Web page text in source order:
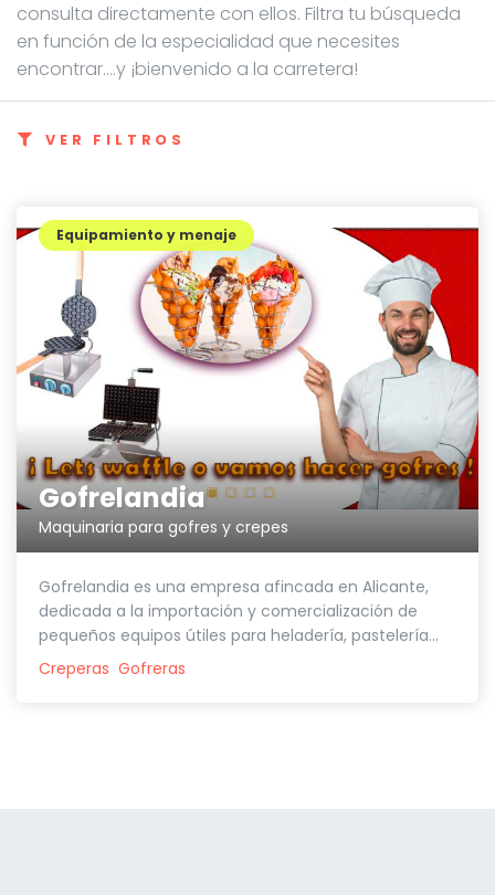
consulta directamente con ellos. Filtra tu búsqueda
en función de la especialidad que necesites
encontrar....y ¡bienvenido a la carretera!
VER FILTROS
Gofrelandia
Maquinaria para gofres y crepes
Equipamiento y menaje
Gofrelandia es una empresa afincada en Alicante,
dedicada a la importación y comercialización de
pequeños equipos útiles para heladería, pastelería...
Creperas Gofreras